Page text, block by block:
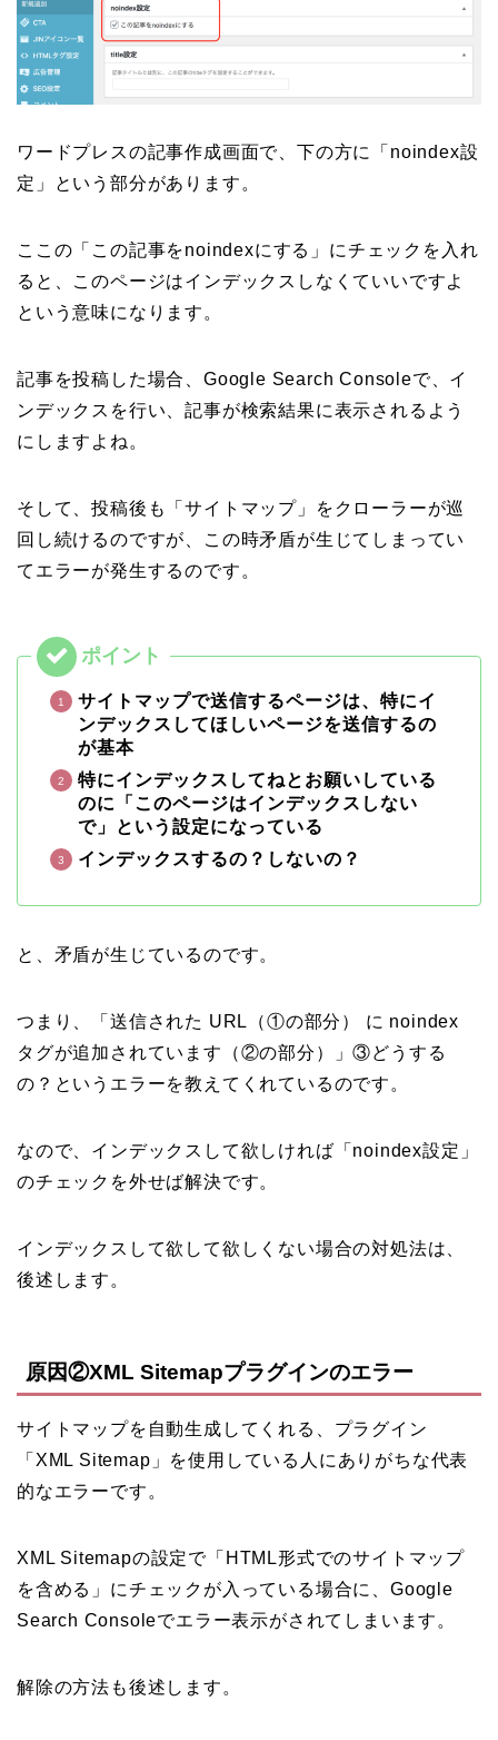
ワードプレスの記事作成画面で、下の方に「noindex設
定」という部分があります。
ここの「この記事をnoindexにする」にチェックを入れ
ると、このページはインデックスしなくていいですよ
という意味になります。
記事を投稿した場合、Google Search Consoleで、イ
ンデックスを行い、記事が検索結果に表示されるよう
にしますよね。
そして、投稿後も「サイトマップ」をクローラーが巡
回し続けるのですが、この時矛盾が生じてしまってい
てエラーが発生するのです。
サイトマップで送信するページは、特にイ
ンデックスしてほしいページを送信するの
が基本
特にインデックスしてねとお願いしている
のに「このページはインデックスしない
で」という設定になっている
インデックスするの？しないの？
と、矛盾が生じているのです。
つまり、「送信された URL（①の部分） に noindex
タグが追加されています（②の部分）」③どうする
の？というエラーを教えてくれているのです。
なので、インデックスして欲しければ「noindex設定」
のチェックを外せば解決です。
インデックスして欲して欲しくない場合の対処法は、
後述します。
原因②XML Sitemapプラグインのエラー
サイトマップを自動生成してくれる、プラグイン
「XML Sitemap」を使用している人にありがちな代表
的なエラーです。
XML Sitemapの設定で「HTML形式でのサイトマップ
を含める」にチェックが入っている場合に、Google
Search Consoleでエラー表示がされてしまいます。
解除の方法も後述します。